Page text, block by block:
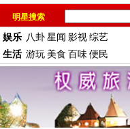
明星搜索
娱乐 八卦星闻 影视综艺
生活 游玩 美食 百味便民